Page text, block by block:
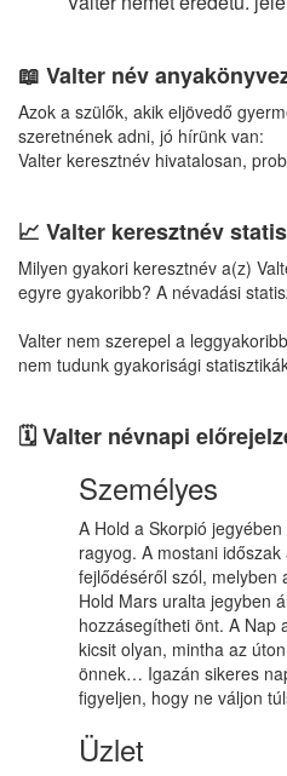
📖 Valter név
Azok a szülők, akik eljövedő
szeretnének adni, jó hírünk van:
Valter keresztnév hivatalosan,
📈 Valter keresztnév
Milyen gyakori keresztnév a(z)
egyre gyakoribb? A névadási
Valter nem szerepel a
nem tudunk gyakorisági
🗓️ Valter névnapi
Személyes
A Hold a Skorpió
ragyog. A mostani
fejlődéséről szól, melyben
Hold Mars uralta jegyben
hozzásegítheti önt. A Nap
kicsit olyan, mintha az
önnek… Igazán sikeres
figyeljen, hogy ne váljon
Üzlet